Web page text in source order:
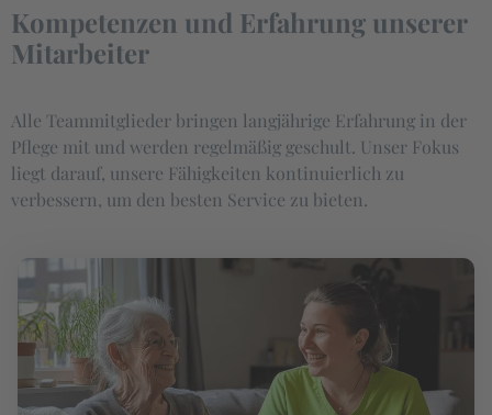
Kompetenzen und Erfahrung unserer
Mitarbeiter
Alle Teammitglieder bringen langjährige Erfahrung in der
Pflege mit und werden regelmäßig geschult. Unser Fokus
liegt darauf, unsere Fähigkeiten kontinuierlich zu
verbessern, um den besten Service zu bieten.